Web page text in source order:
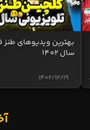
بهترین ویدیوهای طنز
سال 1402
1402/12/19